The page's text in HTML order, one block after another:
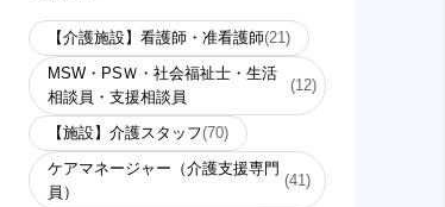
【介護施設】看護師・准看護師(21)
MSW・PSＷ・社会福祉士・生活
相談員・支援相談員
(12)
【施設】介護スタッフ(70)
ケアマネージャー（介護支援専門
員）
(41)